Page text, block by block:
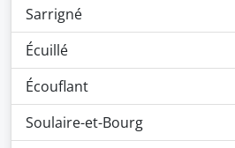
Sarrigné
Écuillé
Écouflant
Soulaire-et-Bourg